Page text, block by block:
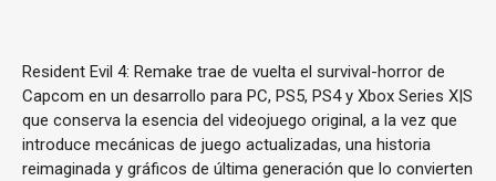
Resident Evil 4: Remake trae de vuelta el survival-horror de
Capcom en un desarrollo para PC, PS5, PS4 y Xbox Series X|S
que conserva la esencia del videojuego original, a la vez que
introduce mecánicas de juego actualizadas, una historia
reimaginada y gráficos de última generación que lo convierten